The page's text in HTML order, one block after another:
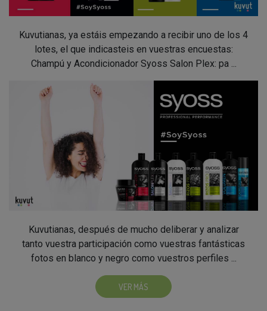
Kuvutianas, ya estáis empezando a recibir uno de los 4
lotes, el que indicasteis en vuestras encuestas:
Champú y Acondicionador Syoss Salon Plex: pa ...
Kuvutianas, después de mucho deliberar y analizar
tanto vuestra participación como vuestras fantásticas
fotos en blanco y negro como vuestros perfiles ...
VER MÁS